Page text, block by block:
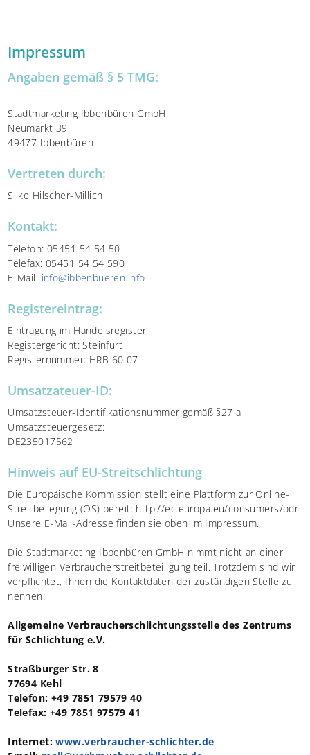
Impressum
Angaben gemäß § 5 TMG:
Stadtmarketing Ibbenbüren GmbH
Neumarkt 39
49477 Ibbenbüren
Vertreten durch:
Silke Hilscher-Millich
Kontakt:
Telefon: 05451 54 54 50
Telefax: 05451 54 54 590
E-Mail: info@ibbenbueren.info
Registereintrag:
Eintragung im Handelsregister
Registergericht: Steinfurt
Registernummer: HRB 60 07
Umsatzateuer-ID:
Umsatzsteuer-Identifikationsnummer gemäß §27 a
Umsatzsteuergesetz:
DE235017562
Hinweis auf EU-Streitschlichtung
Die Europäische Kommission stellt eine Plattform zur Online-
Streitbeilegung (OS) bereit: http://ec.europa.eu/consumers/odr
Unsere E-Mail-Adresse finden sie oben im Impressum.
Die Stadtmarketing Ibbenbüren GmbH nimmt nicht an einer
freiwilligen Verbraucherstreitbeteiligung teil. Trotzdem sind wir
verpflichtet, Ihnen die Kontaktdaten der zuständigen Stelle zu
nennen:
Allgemeine Verbraucherschlichtungsstelle des Zentrums
für Schlichtung e.V.
Straßburger Str. 8
77694 Kehl
Telefon: +49 7851 79579 40
Telefax: +49 7851 97579 41
Internet:www.verbraucher-schlichter.de